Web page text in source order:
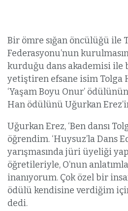
Bir ömre sığan öncülüğü ile
Federasyonu’nun
kurduğu dans akademisi ile
yetiştiren efsane isim Tolga
‘Yaşam Boyu Onur’
Han ödülünü Uğurkan
Uğurkan Erez, ‘Ben dansı
öğrendim. ‘Huysuz’la Dans
yarışmasında jüri üyeliği
öğretileriyle, O’nun
inanıyorum. Çok özel bir
ödülü kendisine verdiğim
dedi.